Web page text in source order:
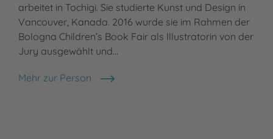
arbeitet in Tochigi. Sie studierte Kunst und Design in
Vancouver, Kanada. 2016 wurde sie im Rahmen der
Bologna Children’s Book Fair als Illustratorin von der
Jury ausgewählt und…
Mehr zur Person
Tomo Miura